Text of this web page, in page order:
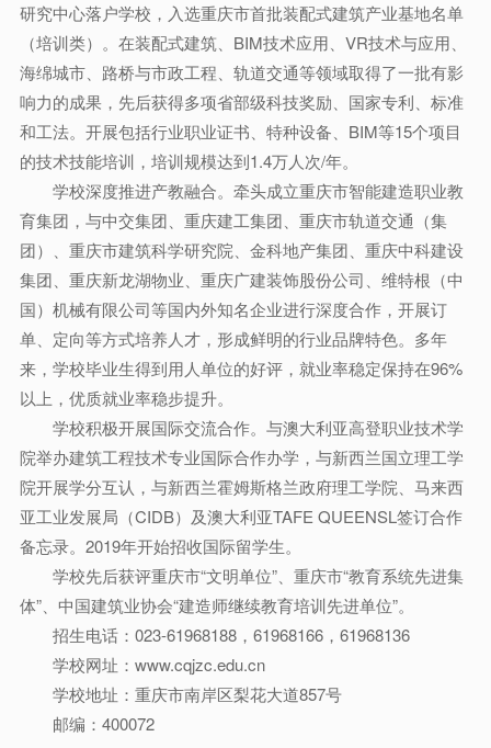
研究中心落户学校，入选重庆市首批装配式建筑产业基地名单
（培训类）。在装配式建筑、BIM技术应用、VR技术与应用、
海绵城市、路桥与市政工程、轨道交通等领域取得了一批有影
响力的成果，先后获得多项省部级科技奖励、国家专利、标准
和工法。开展包括行业职业证书、特种设备、BIM等15个项目
的技术技能培训，培训规模达到1.4万人次/年。
学校深度推进产教融合。牵头成立重庆市智能建造职业教
育集团，与中交集团、重庆建工集团、重庆市轨道交通（集
团）、重庆市建筑科学研究院、金科地产集团、重庆中科建设
集团、重庆新龙湖物业、重庆广建装饰股份公司、维特根（中
国）机械有限公司等国内外知名企业进行深度合作，开展订
单、定向等方式培养人才，形成鲜明的行业品牌特色。多年
来，学校毕业生得到用人单位的好评，就业率稳定保持在96%
以上，优质就业率稳步提升。
学校积极开展国际交流合作。与澳大利亚高登职业技术学
院举办建筑工程技术专业国际合作办学，与新西兰国立理工学
院开展学分互认，与新西兰霍姆斯格兰政府理工学院、马来西
亚工业发展局（CIDB）及澳大利亚TAFE QUEENSL签订合作
备忘录。2019年开始招收国际留学生。
学校先后获评重庆市“文明单位”、重庆市“教育系统先进集
体”、中国建筑业协会“建造师继续教育培训先进单位”。
招生电话：023-61968188，61968166，61968136
学校网址：www.cqjzc.edu.cn
学校地址：重庆市南岸区梨花大道857号
邮编：400072